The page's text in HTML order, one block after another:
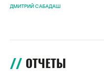
ДМИТРИЙ САБАДАШ
ОТЧЕТЫ